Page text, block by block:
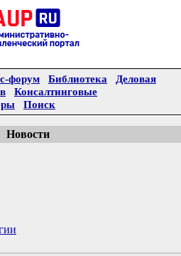
форум Библиотека
Деловая
Консалтинговые
Поиск
Новости